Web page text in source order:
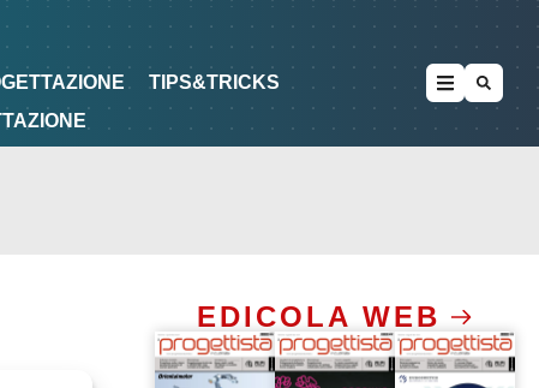
METODOLOGIE DI PROGETTAZIONE
TIPS&TRICKS
EDICOLA WEB